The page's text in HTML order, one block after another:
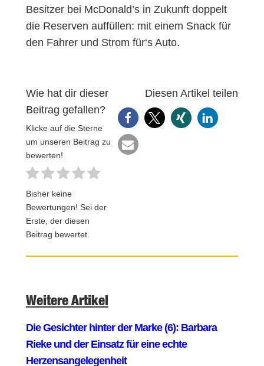
Besitzer bei McDonald’s in Zukunft doppelt
die Reserven auffüllen: mit einem Snack für
den Fahrer und Strom für‘s Auto.
Wie hat dir dieser
Beitrag gefallen?
Klicke auf die Sterne
um unseren Beitrag zu
bewerten!
Bisher keine
Bewertungen! Sei der
Erste, der diesen
Beitrag bewertet.
Diesen Artikel teilen
Weitere Artikel